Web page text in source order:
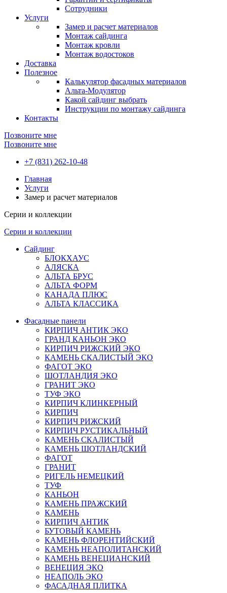
Сотрудники
Услуги
Замер и расчет материалов
Монтаж сайдинга
Монтаж кровли
Монтаж водостоков
Доставка
Полезное
Калькулятор фасадных материалов
Альта-Модулятор
Какой сайдинг выбрать
Инструкции по монтажу сайдинга
Контакты
Позвоните мне
Позвоните мне
+7 (831) 262-10-48
Главная
Услуги
Замер и расчет материалов
Серии и коллекции
Серии и коллекции
Сайдинг
БЛОКХАУС
АЛЯСКА
АЛЬТА БРУС
АЛЬТА ФОРМ
КАНАДА ПЛЮС
АЛЬТА КЛАССИКА
Фасадные панели
КИРПИЧ АНТИК ЭКО
ГРАНД КАНЬОН ЭКО
КИРПИЧ РИЖСКИЙ ЭКО
КАМЕНЬ СКАЛИСТЫЙ ЭКО
ФАГОТ ЭКО
ШОТЛАНДИЯ ЭКО
ГРАНИТ ЭКО
ТУФ ЭКО
КИРПИЧ КЛИНКЕРНЫЙ
КИРПИЧ
КИРПИЧ РИЖСКИЙ
КИРПИЧ РУСТИКАЛЬНЫЙ
КАМЕНЬ СКАЛИСТЫЙ
КАМЕНЬ ШОТЛАНДСКИЙ
ФАГОТ
ГРАНИТ
РИГЕЛЬ НЕМЕЦКИЙ
ТУФ
КАНЬОН
КАМЕНЬ ПРАЖСКИЙ
КАМЕНЬ
КИРПИЧ АНТИК
БУТОВЫЙ КАМЕНЬ
КАМЕНЬ ФЛОРЕНТИЙСКИЙ
КАМЕНЬ НЕАПОЛИТАНСКИЙ
КАМЕНЬ ВЕНЕЦИАНСКИЙ
ВЕНЕЦИЯ ЭКО
НЕАПОЛЬ ЭКО
ФАСАДНАЯ ПЛИТКА